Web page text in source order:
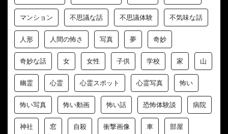
マンション 不思議な話 不思議体験 不気味な話
人形 人間の怖さ 写真 夢 奇妙
奇妙な話 女 女性 子供 学校 家 山
幽霊 心霊 心霊スポット 心霊写真 怖い
怖い写真 怖い動画 怖い話 恐怖体験談 病院
神社 窓 自殺 衝撃画像 車 部屋